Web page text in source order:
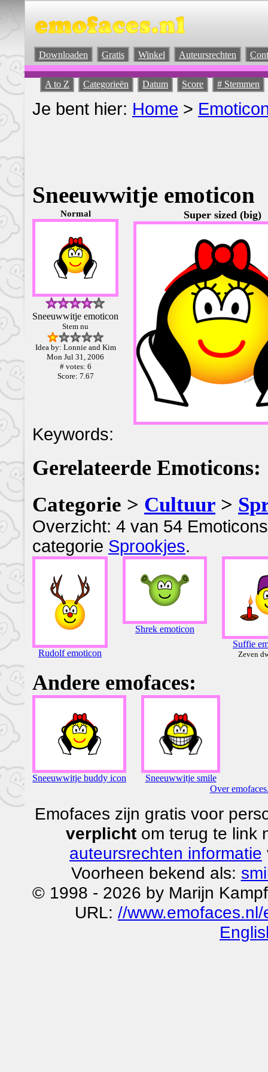
Downloaden Gratis Winkel Auteursrechten
A to Z Categorieën Datum Score # Stemmen
Je bent hier: Home >
Sneeuwwitje emoticon
Normal
Sneeuwwitje emoticon
Stem nu
Idea by: Lonnie and Kim
Mon Jul 31, 2006
# votes: 6
Score: 7.67
Super sized (big)
Keywords:
Gerelateerde Emoticons:
Categorie > Cultuur >
Overzicht: 4 van 54
categorie Sprookjes.
Rudolf emoticon
Shrek emoticon
Suffie
Zeven
Andere emofaces:
Sneeuwwitje buddy icon
Sneeuwwitje smile
Over
Emofaces zijn gratis voor
verplichtom terug te link
auteursrechten informatie
Voorheen bekend als:
© 1998 - 2026 by Marijn
URL: //